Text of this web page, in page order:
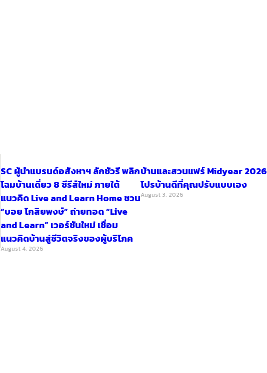
SC ผู้นำแบรนด์อสังหาฯ ลักชัวรี พลิก
โฉมบ้านเดี่ยว 8 ซีรีส์ใหม่ ภายใต้
แนวคิด Live and Learn Home ชวน
“บอย โกสิยพงษ์” ถ่ายทอด “Live
and Learn” เวอร์ชันใหม่ เชื่อม
แนวคิดบ้านสู่ชีวิตจริงของผู้บริโภค
August 4, 2026
บ้านและสวนแฟร์ Midyear 2026
โปรบ้านดีที่คุณปรับแบบเอง
August 3, 2026